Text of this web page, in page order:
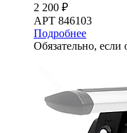
2 200 ₽
АРТ 846103
Подробнее
Обязательно, если